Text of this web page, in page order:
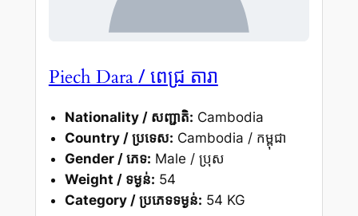
Piech Dara/ ពេជ្រ តារា
Nationality / សញ្ជាតិ: Cambodia
Country / ប្រទេស: Cambodia / កម្ពុជា
Gender / ភេទ: Male / ប្រុស
Weight / ទម្ងន់: 54
Category / ប្រភេទទម្ងន់: 54 KG